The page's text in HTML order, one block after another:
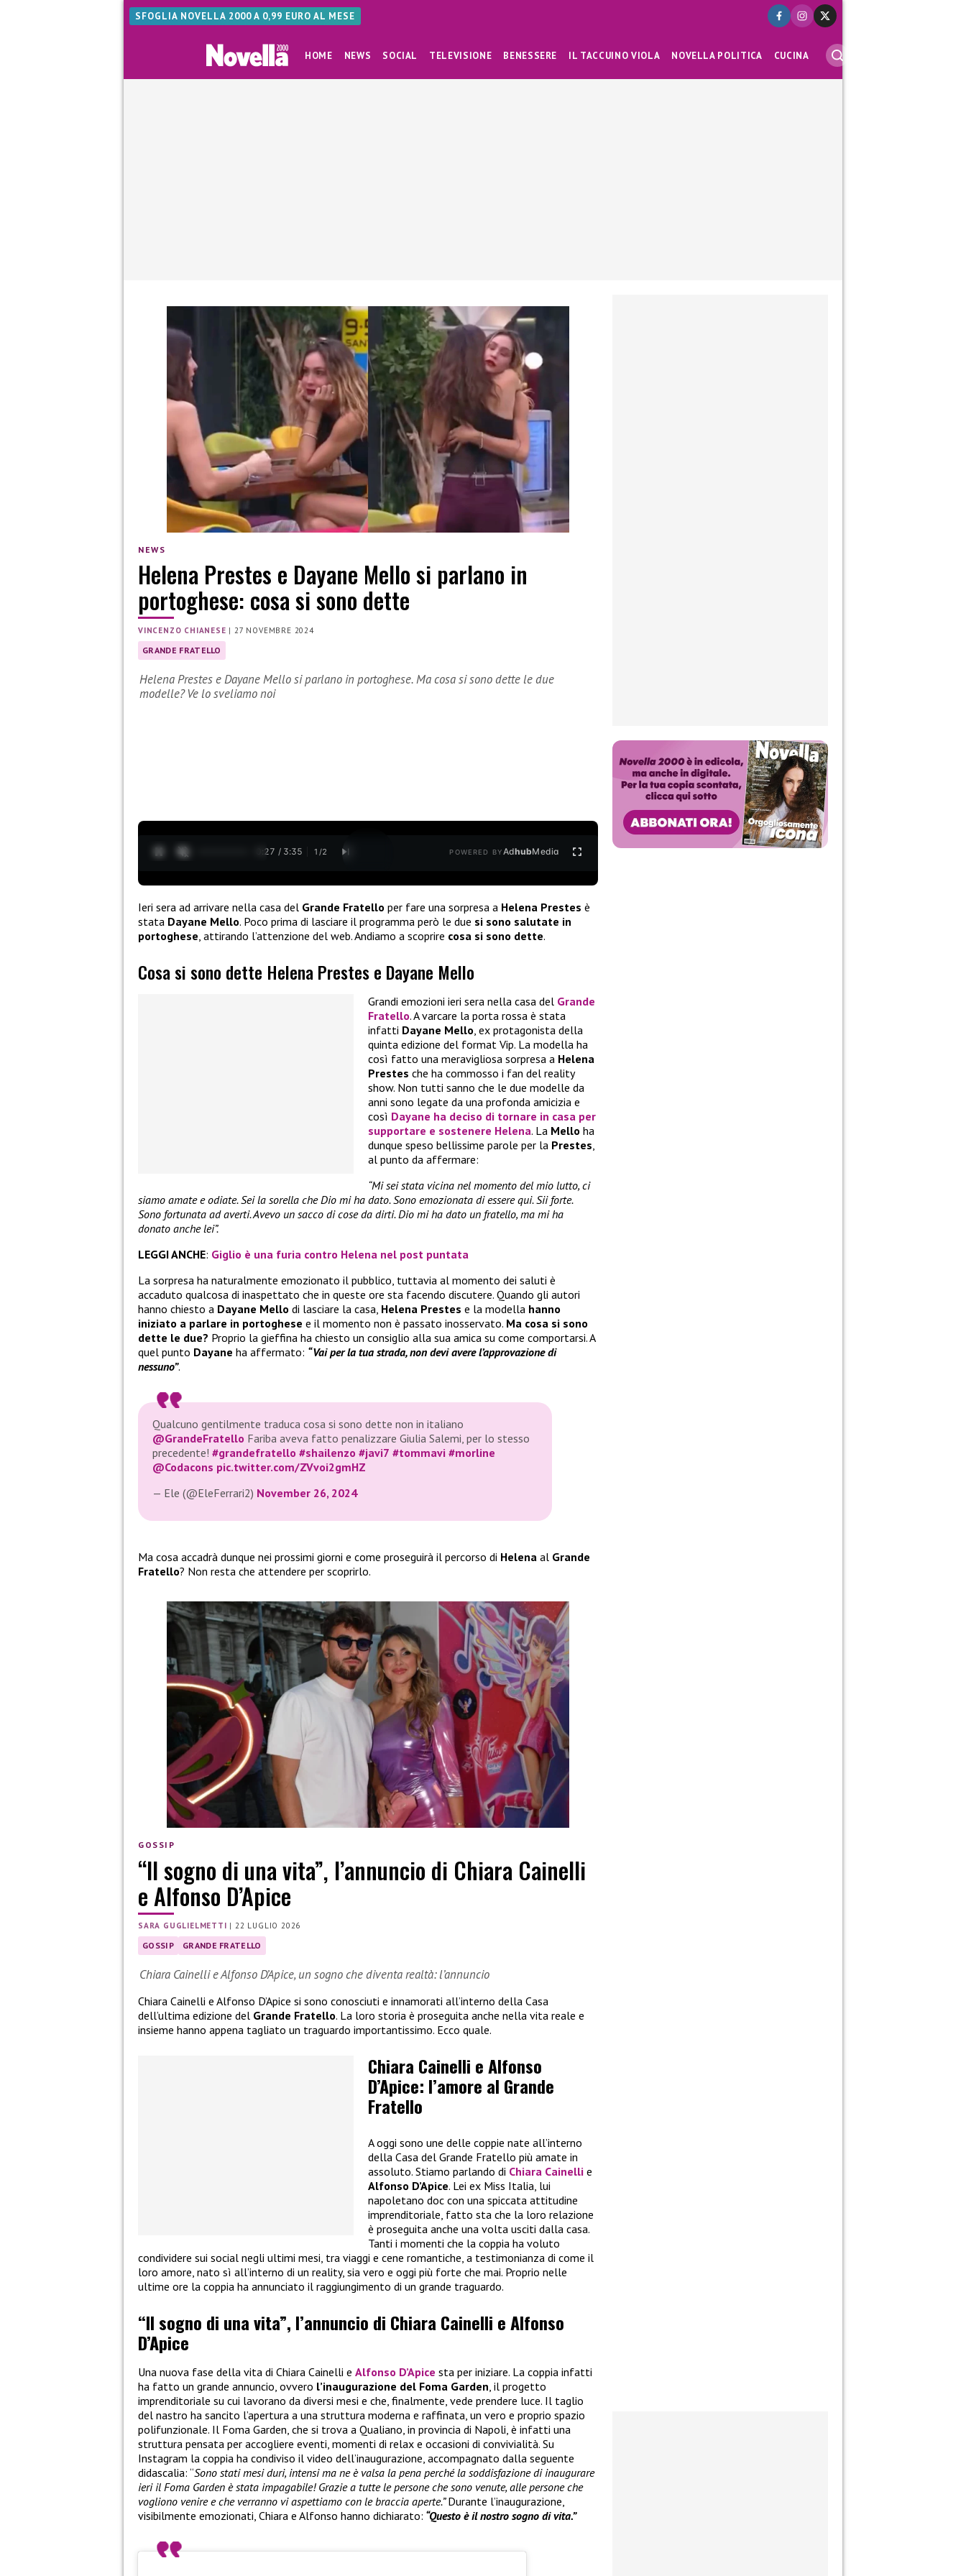
SFOGLIA NOVELLA 2000 A 0,99 EURO AL MESE
HOME NEWS SOCIAL TELEVISIONE BENESSERE IL TACCUINO VIOLA NOVELLA POLITICA CUCINA
NEWS
Helena Prestes e Dayane Mello si parlano in
portoghese: cosa si sono dette
VINCENZO CHIANESE |27 NOVEMBRE 2024
GRANDE FRATELLO
Helena Prestes e Dayane Mello si parlano in portoghese. Ma cosa si sono dette le due
modelle? Ve lo sveliamo noi
0:28 / 3:35 1 /2 POWERED BYAdhubMedia
Ieri sera ad arrivare nella casa del Grande Fratello per fare una sorpresa a Helena Prestes è
stata Dayane Mello. Poco prima di lasciare il programma però le due si sono salutate in
portoghese , attirando l’attenzione del web. Andiamo a scoprire cosa si sono dette.
Cosa si sono dette Helena Prestes e Dayane Mello
Grandi emozioni ieri sera nella casa del Grande
Fratello. A varcare la porta rossa è stata
infatti Dayane Mello, ex protagonista della
quinta edizione del format Vip. La modella ha
così fatto una meravigliosa sorpresa a Helena
Prestes che ha commosso i fan del reality
show. Non tutti sanno che le due modelle da
anni sono legate da una profonda amicizia e
così Dayane ha deciso di tornare in casa per
supportare e sostenere Helena. La Mello ha
dunque speso bellissime parole per la Prestes,
al punto da affermare:
“Mi sei stata vicina nel momento del mio lutto, ci
siamo amate e odiate. Sei la sorella che Dio mi ha dato. Sono emozionata di essere qui. Sii forte.
Sono fortunata ad averti. Avevo un sacco di cose da dirti. Dio mi ha dato un fratello, ma mi ha
donato anche lei”.
LEGGI ANCHE: Giglio è una furia contro Helena nel post puntata
La sorpresa ha naturalmente emozionato il pubblico, tuttavia al momento dei saluti è
accaduto qualcosa di inaspettato che in queste ore sta facendo discutere. Quando gli autori
hanno chiesto a Dayane Mello di lasciare la casa, Helena Prestes e la modella hanno
iniziato a parlare in portoghese e il momento non è passato inosservato. Ma cosa si sono
dette le due? Proprio la gieffina ha chiesto un consiglio alla sua amica su come comportarsi. A
quel punto Dayane ha affermato: “Vai per la tua strada, non devi avere l’approvazione di
nessuno”.
Qualcuno gentilmente traduca cosa si sono dette non in italiano
@GrandeFratello Fariba aveva fatto penalizzare Giulia Salemi, per lo stesso
precedente! #grandefratello #shailenzo #javi7 #tommavi #morline
@Codacons pic.twitter.com/ZVvoi2gmHZ
— Ele (@EleFerrari2) November 26, 2024
Ma cosa accadrà dunque nei prossimi giorni e come proseguirà il percorso di Helena al Grande
Fratello? Non resta che attendere per scoprirlo.
GOSSIP
“Il sogno di una vita”, l’annuncio di Chiara Cainelli
e Alfonso D’Apice
SARA GUGLIELMETTI |22 LUGLIO 2026
GOSSIP GRANDE FRATELLO
Chiara Cainelli e Alfonso D’Apice, un sogno che diventa realtà: l’annuncio
Chiara Cainelli e Alfonso D’Apice si sono conosciuti e innamorati all’interno della Casa
dell’ultima edizione del Grande Fratello. La loro storia è proseguita anche nella vita reale e
insieme hanno appena tagliato un traguardo importantissimo. Ecco quale.
Chiara Cainelli e Alfonso
D’Apice: l’amore al Grande
Fratello
A oggi sono une delle coppie nate all’interno
della Casa del Grande Fratello più amate in
assoluto. Stiamo parlando di Chiara Cainelli e
Alfonso D’Apice. Lei ex Miss Italia, lui
napoletano doc con una spiccata attitudine
imprenditoriale, fatto sta che la loro relazione
è proseguita anche una volta usciti dalla casa.
Tanti i momenti che la coppia ha voluto
condividere sui social negli ultimi mesi, tra viaggi e cene romantiche, a testimonianza di come il
loro amore, nato sì all’interno di un reality, sia vero e oggi più forte che mai. Proprio nelle
ultime ore la coppia ha annunciato il raggiungimento di un grande traguardo.
“Il sogno di una vita”, l’annuncio di Chiara Cainelli e Alfonso
D’Apice
Una nuova fase della vita di Chiara Cainelli e Alfonso D’Apice sta per iniziare. La coppia infatti
ha fatto un grande annuncio, ovvero l’inaugurazione del Foma Garden, il progetto
imprenditoriale su cui lavorano da diversi mesi e che, finalmente, vede prendere luce. Il taglio
del nastro ha sancito l’apertura a una struttura moderna e raffinata, un vero e proprio spazio
polifunzionale. Il Foma Garden, che si trova a Qualiano, in provincia di Napoli, è infatti una
struttura pensata per accogliere eventi, momenti di relax e occasioni di convivialità. Su
Instagram la coppia ha condiviso il video dell’inaugurazione, accompagnato dalla seguente
didascalia: “Sono stati mesi duri, intensi ma ne è valsa la pena perché la soddisfazione di inaugurare
ieri il Foma Garden è stata impagabile! Grazie a tutte le persone che sono venute, alle persone che
vogliono venire e che verranno vi aspettiamo con le braccia aperte.”Durante l’inaugurazione,
visibilmente emozionati, Chiara e Alfonso hanno dichiarato: “Questo è il nostro sogno di vita.”